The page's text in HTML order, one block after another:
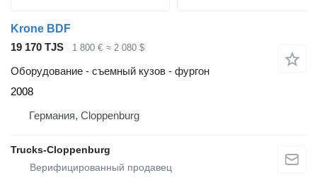
Krone BDF
19 170 TJS
1 800 € ≈ 2 080 $
Оборудование - съемный кузов - фургон
2008
Германия, Cloppenburg
Trucks-Cloppenburg